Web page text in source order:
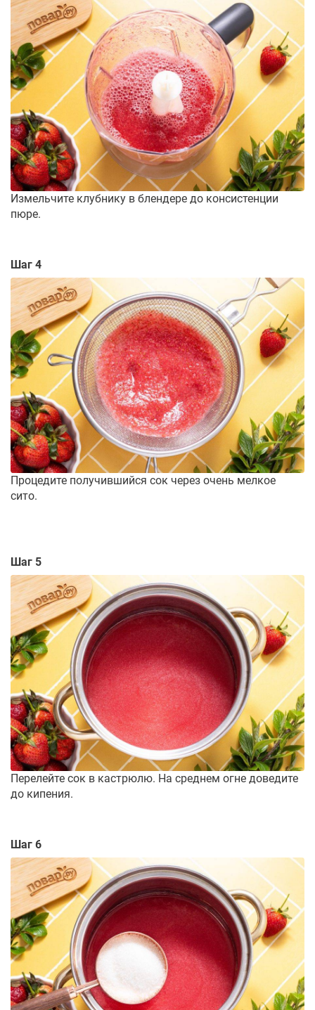
Измельчите клубнику в блендере до консистенции
пюре.
Шаг 4
Процедите получившийся сок через очень мелкое
сито.
Шаг 5
Перелейте сок в кастрюлю. На среднем огне доведите
до кипения.
Шаг 6